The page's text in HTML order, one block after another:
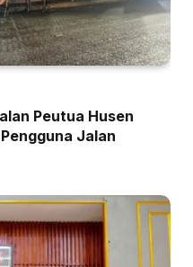
Peutua Husen
Jalan